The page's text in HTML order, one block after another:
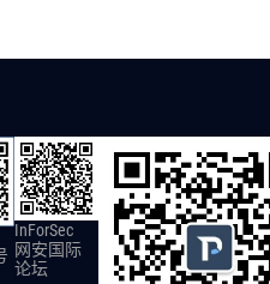
InForSec
网安国际
论坛